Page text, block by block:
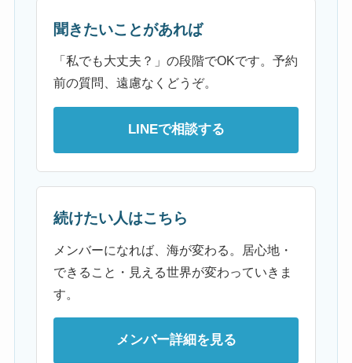
聞きたいことがあれば
「私でも大丈夫？」の段階でOKです。予約
前の質問、遠慮なくどうぞ。
LINEで相談する
続けたい人はこちら
メンバーになれば、海が変わる。居心地・
できること・見える世界が変わっていきま
す。
メンバー詳細を見る